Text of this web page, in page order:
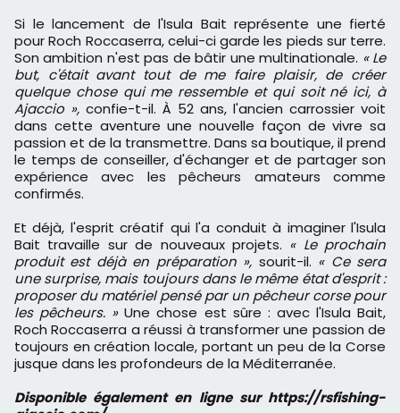
Si le lancement de l'Isula Bait représente une fierté
pour Roch Roccaserra, celui-ci garde les pieds sur terre.
Son ambition n'est pas de bâtir une multinationale. « Le
but, c'était avant tout de me faire plaisir, de créer
quelque chose qui me ressemble et qui soit né ici, à
Ajaccio », confie-t-il. À 52 ans, l'ancien carrossier voit
dans cette aventure une nouvelle façon de vivre sa
passion et de la transmettre. Dans sa boutique, il prend
le temps de conseiller, d'échanger et de partager son
expérience avec les pêcheurs amateurs comme
confirmés.
Et déjà, l'esprit créatif qui l'a conduit à imaginer l'Isula
Bait travaille sur de nouveaux projets. « Le prochain
produit est déjà en préparation », sourit-il. « Ce sera
une surprise, mais toujours dans le même état d'esprit :
proposer du matériel pensé par un pêcheur corse pour
les pêcheurs. »Une chose est sûre : avec l'Isula Bait,
Roch Roccaserra a réussi à transformer une passion de
toujours en création locale, portant un peu de la Corse
jusque dans les profondeurs de la Méditerranée.
Disponible également en ligne sur https://rsfishing-